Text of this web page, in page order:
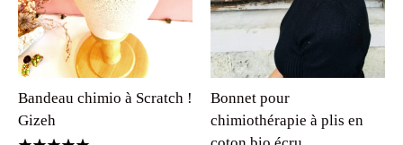
Bandeau chimio à Scratch !
Gizeh
Bonnet pour
chimiothérapie à plis en